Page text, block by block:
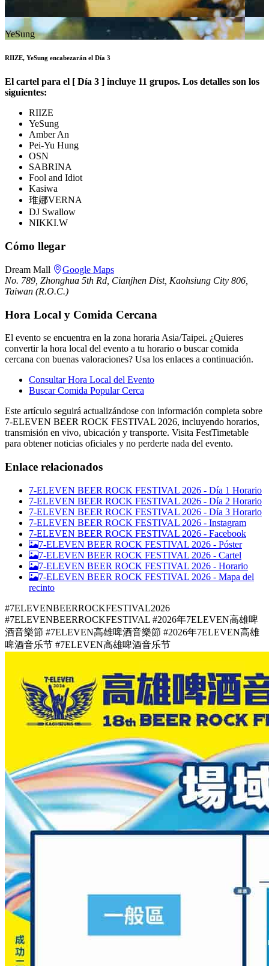
YeSung
RIIZE, YeSung encabezarán el Día 3
El cartel para el [ Día 3 ] incluye 11 grupos. Los detalles son los
siguientes:
RIIZE
YeSung
Amber An
Pei-Yu Hung
OSN
SABRINA
Fool and Idiot
Kasiwa
琟娜VERNA
DJ Swallow
NIKKI.W
Cómo llegar
Dream Mall
Google Maps
No. 789, Zhonghua 5th Rd, Cianjhen Dist, Kaohsiung City 806,
Taiwan (R.O.C.)
Hora Local y Comida Cercana
El evento se encuentra en la zona horaria Asia/Taipei. ¿Quieres
convertir la hora local del evento a tu horario o buscar comida
cercana con buenas valoraciones? Usa los enlaces a continuación.
Consultar Hora Local del Evento
Buscar Comida Popular Cerca
Este artículo seguirá actualizándose con información completa sobre
7-ELEVEN BEER ROCK FESTIVAL 2026, incluyendo horarios,
transmisión en vivo, ubicación y transporte. Visita FestTimetable
para obtener noticias oficiales y no perderte nada del evento.
Enlace relacionados
7-ELEVEN BEER ROCK FESTIVAL 2026 - Día 1 Horario
7-ELEVEN BEER ROCK FESTIVAL 2026 - Día 2 Horario
7-ELEVEN BEER ROCK FESTIVAL 2026 - Día 3 Horario
7-ELEVEN BEER ROCK FESTIVAL 2026 - Instagram
7-ELEVEN BEER ROCK FESTIVAL 2026 - Facebook
7-ELEVEN BEER ROCK FESTIVAL 2026 - Póster
7-ELEVEN BEER ROCK FESTIVAL 2026 - Cartel
7-ELEVEN BEER ROCK FESTIVAL 2026 - Horario
7-ELEVEN BEER ROCK FESTIVAL 2026 - Mapa del
recinto
#7ELEVENBEERROCKFESTIVAL2026
#7ELEVENBEERROCKFESTIVAL #2026年7ELEVEN高雄啤
酒音樂節 #7ELEVEN高雄啤酒音樂節 #2026年7ELEVEN高雄
啤酒音乐节 #7ELEVEN高雄啤酒音乐节